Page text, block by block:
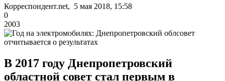
Корреспондент.net, 5 мая 2018, 15:58
0
2003
В 2017 году Днепропетровский
областной совет стал первым в